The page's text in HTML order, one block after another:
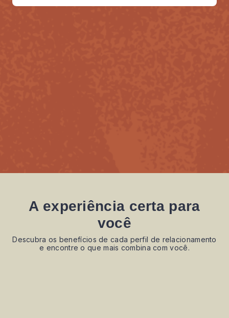
A experiência certa para
você
Descubra os benefícios de cada perfil de relacionamento
e encontre o que mais combina com você.